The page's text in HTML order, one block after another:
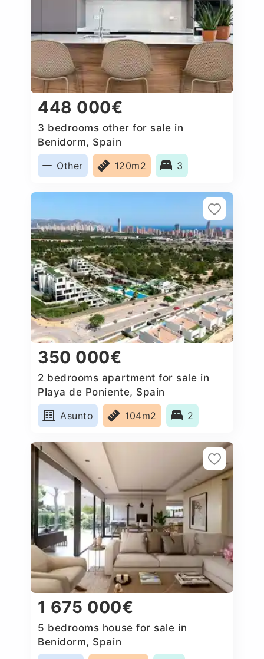
448 000€
3 bedrooms other for sale in
Benidorm, Spain
Other
120m2 3
350 000€
2 bedrooms apartment for sale in
Playa de Poniente, Spain
Asunto
104m2 2
1 675 000€
5 bedrooms house for sale in
Benidorm, Spain